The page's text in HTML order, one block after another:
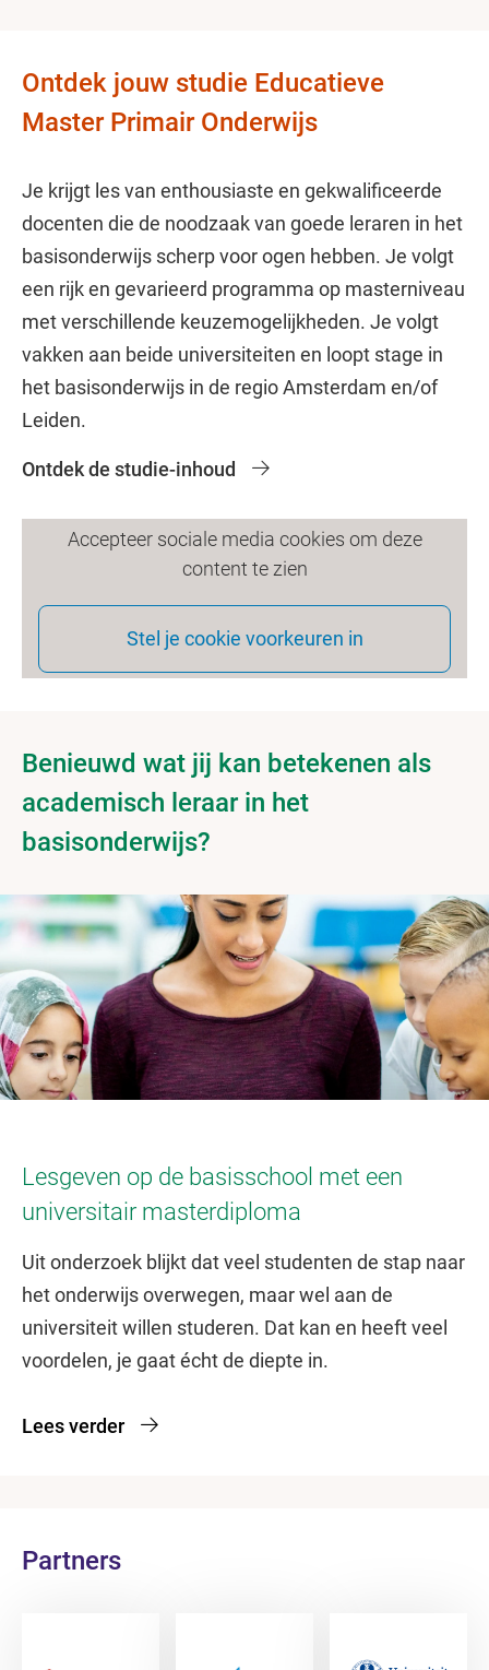
Ontdek jouw studie Educatieve
Master Primair Onderwijs
Je krijgt les van enthousiaste en gekwalificeerde
docenten die de noodzaak van goede leraren in het
basisonderwijs scherp voor ogen hebben. Je volgt
een rijk en gevarieerd programma op masterniveau
met verschillende keuzemogelijkheden. Je volgt
vakken aan beide universiteiten en loopt stage in
het basisonderwijs in de regio Amsterdam en/of
Leiden.
Ontdek de studie-inhoud
Accepteer sociale media cookies om deze
content te zien
Stel je cookie voorkeuren in
Benieuwd wat jij kan betekenen als
academisch leraar in het
basisonderwijs?
Lesgeven op de basisschool met een
universitair masterdiploma
Uit onderzoek blijkt dat veel studenten de stap naar
het onderwijs overwegen, maar wel aan de
universiteit willen studeren. Dat kan en heeft veel
voordelen, je gaat écht de diepte in.
Lees verder
Partners